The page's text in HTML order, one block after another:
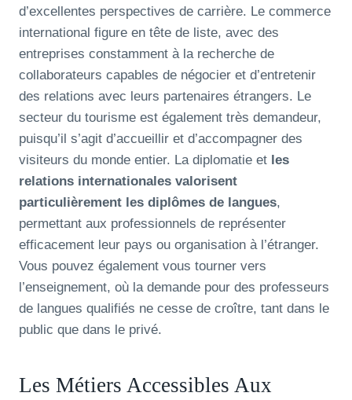
d’excellentes perspectives de carrière. Le commerce
international figure en tête de liste, avec des
entreprises constamment à la recherche de
collaborateurs capables de négocier et d’entretenir
des relations avec leurs partenaires étrangers. Le
secteur du tourisme est également très demandeur,
puisqu’il s’agit d’accueillir et d’accompagner des
visiteurs du monde entier. La diplomatie et les
relations internationales valorisent
particulièrement les diplômes de langues,
permettant aux professionnels de représenter
efficacement leur pays ou organisation à l’étranger.
Vous pouvez également vous tourner vers
l’enseignement, où la demande pour des professeurs
de langues qualifiés ne cesse de croître, tant dans le
public que dans le privé.
Les Métiers Accessibles Aux